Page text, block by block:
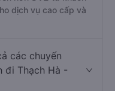
dịch vụ cao cấp và
các chuyến
đi Thạch Hà -